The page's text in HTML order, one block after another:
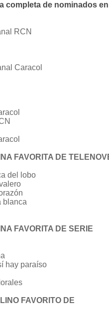
completa de nominados
RCN
Caracol
FAVORITA DE
del lobo
blanca
FAVORITA DE SERIE
hay paraíso
FAVORITO DE